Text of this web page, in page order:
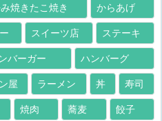
焼きたこ焼き からあげ
スイーツ店 ステーキ
バーガー ハンバーグ
屋 ラーメン 丼 寿司
焼肉 蕎麦 餃子